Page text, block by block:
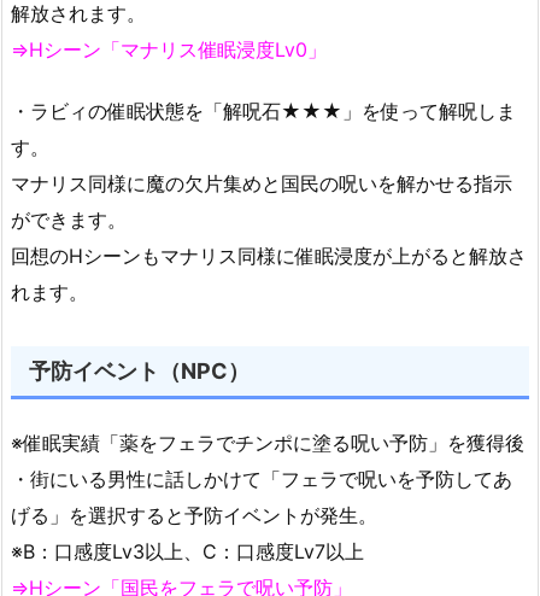
解放されます。
⇒Hシーン「マナリス催眠浸度Lv0」
・ラビィの催眠状態を「解呪石★★★」を使って解呪しま
す。
マナリス同様に魔の欠片集めと国民の呪いを解かせる指示
ができます。
回想のHシーンもマナリス同様に催眠浸度が上がると解放さ
れます。
予防イベント（NPC）
※催眠実績「薬をフェラでチンポに塗る呪い予防」を獲得後
・街にいる男性に話しかけて「フェラで呪いを予防してあ
げる」を選択すると予防イベントが発生。
※B：口感度Lv3以上、C：口感度Lv7以上
⇒Hシーン「国民をフェラで呪い予防」